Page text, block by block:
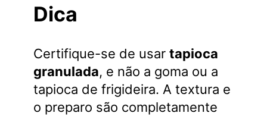
Dica
Certifique-se de usar tapioca
granulada, e não a goma ou a
tapioca de frigideira. A textura e
o preparo são completamente